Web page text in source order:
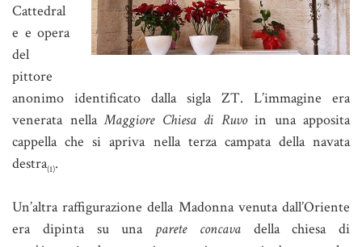
Cattedral
e e opera
del
pittore
anonimo identificato dalla sigla ZT. L’immagine era
venerata nellaMaggiore Chiesa di Ruvoin una apposita
cappella che si apriva nella terza campata della navata
destra(1).
Un’altra raffigurazione della Madonna venuta dall’Oriente
era dipinta su una parete concavadella chiesa di